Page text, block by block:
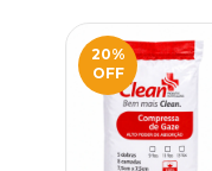
20%
OFF